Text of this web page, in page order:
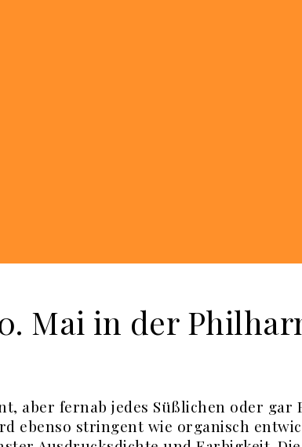
Mai in der
aber fernab jedes Süßlichen oder gar
ebenso stringent wie organisch